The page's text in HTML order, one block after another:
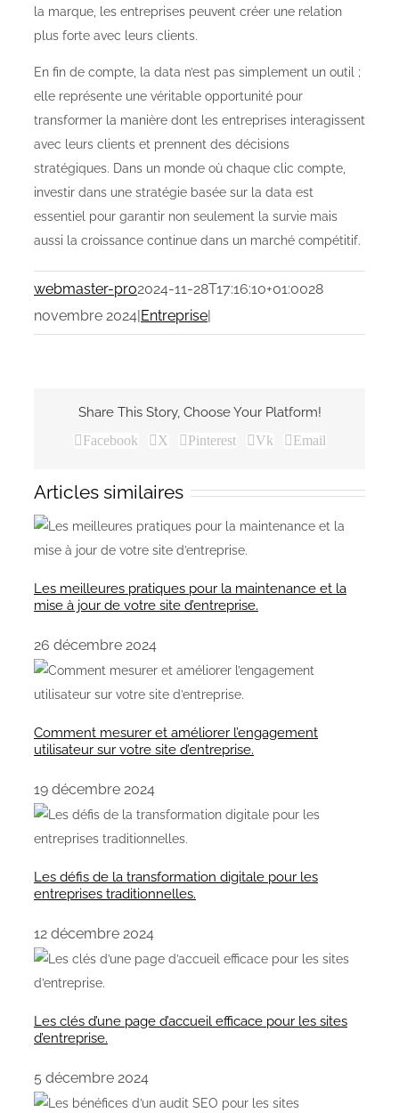
la marque, les entreprises peuvent créer une relation
plus forte avec leurs clients.
En fin de compte, la data n’est pas simplement un outil ;
elle représente une véritable opportunité pour
transformer la manière dont les entreprises interagissent
avec leurs clients et prennent des décisions
stratégiques. Dans un monde où chaque clic compte,
investir dans une stratégie basée sur la data est
essentiel pour garantir non seulement la survie mais
aussi la croissance continue dans un marché compétitif.
webmaster-pro2024-11-28T17:16:10+01:0028
novembre 2024|Entreprise|
Share This Story, Choose Your Platform!
Facebook X Pinterest Vk Email
Articles similaires
Les meilleures pratiques pour la maintenance et la
mise à jour de votre site d’entreprise.
26 décembre 2024
Comment mesurer et améliorer l’engagement
utilisateur sur votre site d’entreprise.
19 décembre 2024
Les défis de la transformation digitale pour les
entreprises traditionnelles.
12 décembre 2024
Les clés d’une page d’accueil efficace pour les sites
d’entreprise.
5 décembre 2024